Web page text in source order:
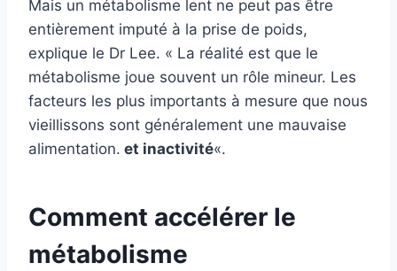
Mais un métabolisme lent ne peut pas être
entièrement imputé à la prise de poids,
explique le Dr Lee. « La réalité est que le
métabolisme joue souvent un rôle mineur. Les
facteurs les plus importants à mesure que nous
vieillissons sont généralement une mauvaise
alimentation. et inactivité«.
Comment accélérer le
métabolisme